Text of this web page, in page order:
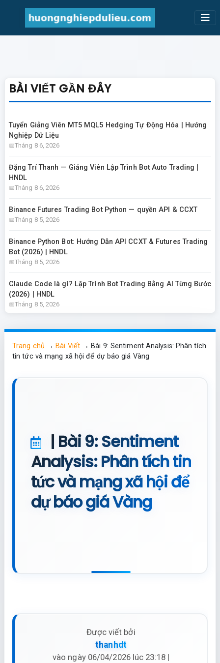
BÀI VIẾT GẦN ĐÂY
Tuyển Giảng Viên MT5 MQL5 Hedging Tự Động Hóa | Hướng
Nghiệp Dữ Liệu
Tháng 8 6, 2026
Đặng Trí Thanh — Giảng Viên Lập Trình Bot Auto Trading |
HNDL
Tháng 8 6, 2026
Binance Futures Trading Bot Python — quyền API & CCXT
Tháng 8 5, 2026
Binance Python Bot: Hướng Dẫn API CCXT & Futures Trading
Bot (2026) | HNDL
Tháng 8 5, 2026
Claude Code là gì? Lập Trình Bot Trading Bằng AI Từng Bước
(2026) | HNDL
Tháng 8 5, 2026
Trang chủ →Bài Viết→Bài 9: Sentiment Analysis: Phân tích
tin tức và mạng xã hội để dự báo giá Vàng
| Bài 9: Sentiment
Analysis: Phân tích tin
tức và mạng xã hội để
dự báo giá Vàng
Được viết bởi
thanhdt
vào ngày 06/04/2026 lúc 23:18 |